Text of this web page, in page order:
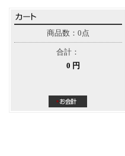
商品数：0点
合計：
0 円